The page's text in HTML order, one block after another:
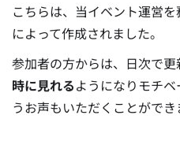
こちらは、当イベント運営
によって作成されました。
参加者の方からは、日次で
時に見れるようになりモチ
うお声もいただくことができ